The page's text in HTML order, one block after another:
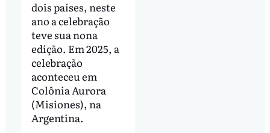
dois países, neste
ano a celebração
teve sua nona
edição. Em 2025, a
celebração
aconteceu em
Colônia Aurora
(Misiones), na
Argentina.